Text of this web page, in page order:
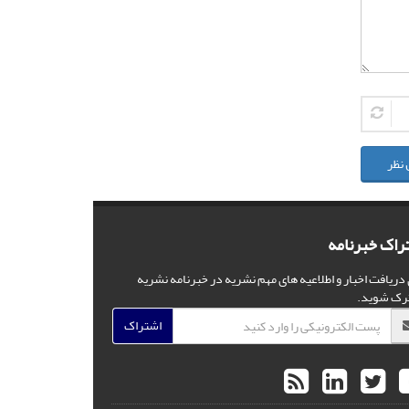
نظر
خبرنامه
دریافت اخبار و اطلاعیه های مهم نشریه در خبرنامه نشریه
شوید.
اشتراک